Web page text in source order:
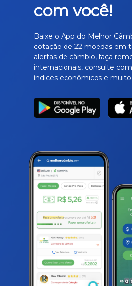
com você!
Baixe o App do Melhor
cotação de 22 moedas em
alertas de câmbio, faça
internacionais, consulte
índices econômicos e muito